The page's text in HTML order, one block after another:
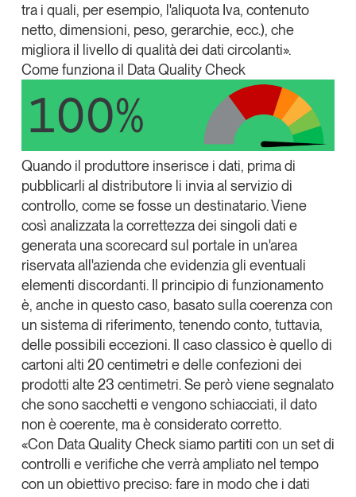
Un anno di
Tendenze2026
Leggi il magazine
Tendenze è il magazine di GS1 Italy che racconta in
modo indipendente il cambiamento e le sfide del largo
consumo e dell’economia a professionisti e
consumatori
GS1 Italy GS1 Italy GS1 Italy
Tendenze
GS1 Italy
tra i quali, per esempio, l'aliquota Iva, contenuto
netto, dimensioni, peso, gerarchie, ecc.), che
migliora il livello di qualità dei dati circolanti».
Come funziona il Data Quality Check
Quando il produttore inserisce i dati, prima di
pubblicarli al distributore li invia al servizio di
controllo, come se fosse un destinatario.Viene
così analizzata la correttezza dei singoli dati e
generata una scorecard sul portale in un'area
riservata all'azienda cheevidenzia gli eventuali
elementi discordanti. Il principio di funzionamento
è, anche in questo caso, basato sulla coerenza con
un sistema di riferimento, tenendo conto, tuttavia,
delle possibili eccezioni. Il caso classico è quello di
cartoni alti 20 centimetri e delle confezioni dei
prodotti alte 23 centimetri. Se però viene segnalato
che sono sacchetti e vengono schiacciati, il dato
non è coerente, ma è considerato corretto.
«Con Data Quality Check siamo partiti con un set di
controlli e verifiche che verrà ampliato nel tempo
con un obiettivo preciso: fare in modo che i dati